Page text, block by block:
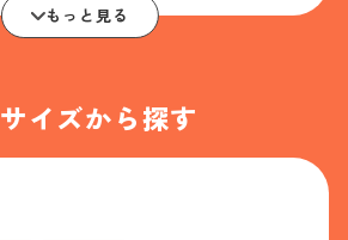
もっと見る
サイズから探す